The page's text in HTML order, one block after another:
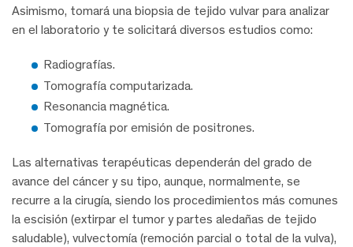
Asimismo, tomará una biopsia de tejido vulvar para analizar
en el laboratorio y te solicitará diversos estudios como:
Radiografías.
Tomografía computarizada.
Resonancia magnética.
Tomografía por emisión de positrones.
Las alternativas terapéuticas dependerán del grado de
avance del cáncer y su tipo, aunque, normalmente, se
recurre a la cirugía, siendo los procedimientos más comunes
la escisión (extirpar el tumor y partes aledañas de tejido
saludable), vulvectomía (remoción parcial o total de la vulva),